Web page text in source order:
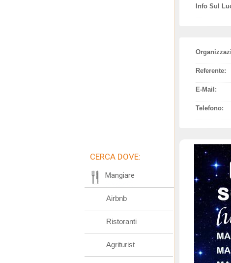
Info Sul
Referente:
E-Mail:
Telefono:
CERCA DOVE:
Mangiare
Airbnb
Ristoranti
Agriturist